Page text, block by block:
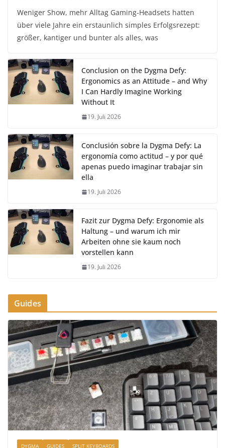
Weniger Show, mehr Alltag Gaming-Headsets hatten
über viele Jahre ein erstaunlich simples Erfolgsrezept:
größer, kantiger und bunter als alles, was
Conclusion on the Dygma Defy:
Ergonomics as an Attitude – and Why
I Can Hardly Imagine Working
Without It
19. Juli 2026
Conclusión sobre la Dygma Defy: La
ergonomía como actitud – y por qué
apenas puedo imaginar trabajar sin
ella
19. Juli 2026
Fazit zur Dygma Defy: Ergonomie als
Haltung – und warum ich mir
Arbeiten ohne sie kaum noch
vorstellen kann
19. Juli 2026
Guides
DYGMA GUIDES SPLIT KEYBOARDS